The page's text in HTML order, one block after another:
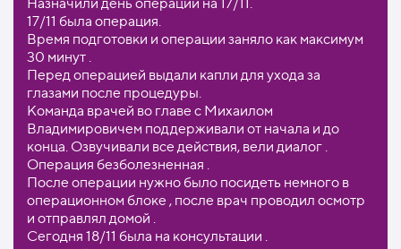
17/11 была операция.
Время подготовки и операции заняло как максимум
30 минут .
Перед операцией выдали капли для ухода за
глазами после процедуры.
Команда врачей во главе с Михаилом
Владимировичем поддерживали от начала и до
конца. Озвучивали все действия, вели диалог .
Операция безболезненная .
После операции нужно было посидеть немного в
операционном блоке , после врач проводил осмотр
и отправлял домой .
Сегодня 18/11 была на консультации .